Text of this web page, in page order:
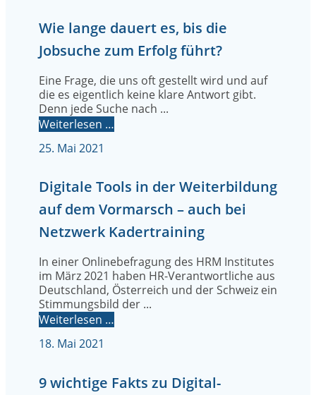
Wie lange dauert es, bis die
Jobsuche zum Erfolg führt?
Eine Frage, die uns oft gestellt wird und auf
die es eigentlich keine klare Antwort gibt.
Denn jede Suche nach ...
Weiterlesen …
25. Mai 2021
Digitale Tools in der Weiterbildung
auf dem Vormarsch – auch bei
Netzwerk Kadertraining
In einer Onlinebefragung des HRM Institutes
im März 2021 haben HR-Verantwortliche aus
Deutschland, Österreich und der Schweiz ein
Stimmungsbild der ...
Weiterlesen …
18. Mai 2021
9 wichtige Fakts zu Digital-